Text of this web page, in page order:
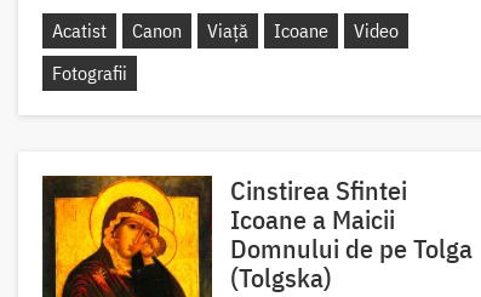
Acatist Canon Viață Icoane
Video
Fotografii
Cinstirea Sfintei
Icoane a Maicii
Domnului de pe Tolga
(Tolgska)